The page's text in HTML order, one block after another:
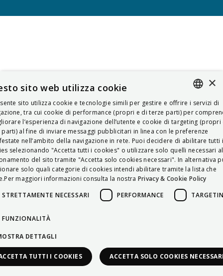
ITALIAN
ENGLISH
FRENCH
HUNGARIAN
DEUTSCH
POLSKI
×
sito web utilizza cookie
sito utilizza cookie e tecnologie simili per gestire e offrire i servizi di
tra cui cookie di performance (propri e di terze parti) per
l’esperienza di navigazione dell’utente e cookie di targeting (propri
parti) al fine di inviare messaggi pubblicitari in linea con le preferenze
nell’ambito della navigazione in rete. Puoi decidere di abilitare tutti i
selezionando "Accetta tutti i cookies" o utilizzare solo quelli necessari al
del sito tramite "Accetta solo cookies necessari". In alternativa
solo quali categorie di cookies intendi abilitare tramite la lista che
maggiori informazioni consulta la nostra Privacy & Cookie Policy
STRETTAMENTE NECESSARI
PERFORMANCE
FUNZIONALITÀ
DETTAGLI
TUTTI I COOKIES ACCETTA SOLO COOKIES